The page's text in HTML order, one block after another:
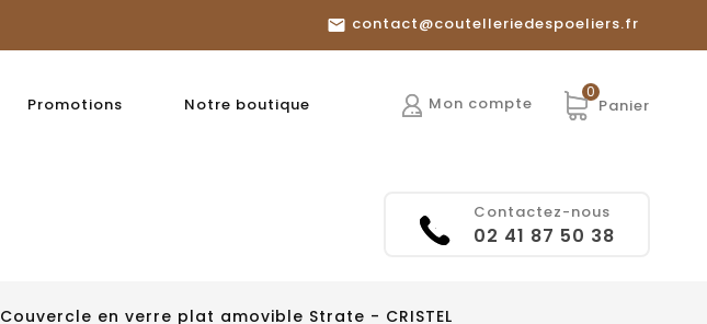
 contact@coutelleriedespoeliers.fr
Promotions Notre boutique Panier
0
Mon compte
Contactez-nous
02 41 87 50 38
Couvercle en verre plat amovible Strate - CRISTEL